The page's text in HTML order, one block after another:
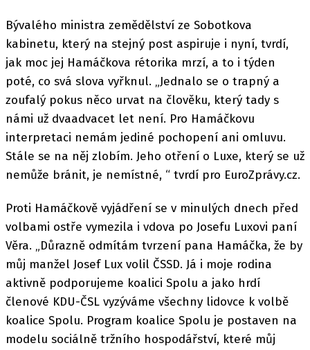
Bývalého ministra zemědělství ze Sobotkova
kabinetu, který na stejný post aspiruje i nyní, tvrdí,
jak moc jej Hamáčkova rétorika mrzí, a to i týden
poté, co svá slova vyřknul. „Jednalo se o trapný a
zoufalý pokus něco urvat na člověku, který tady s
námi už dvaadvacet let není. Pro Hamáčkovu
interpretaci nemám jediné pochopení ani omluvu.
Stále se na něj zlobím. Jeho otření o Luxe, který se už
nemůže bránit, je nemístné, “ tvrdí pro EuroZprávy.cz.
Proti Hamáčkově vyjádření se v minulých dnech před
volbami ostře vymezila i vdova po Josefu Luxovi paní
Věra. „Důrazně odmítám tvrzení pana Hamáčka, že by
můj manžel Josef Lux volil ČSSD. Já i moje rodina
aktivně podporujeme koalici Spolu a jako hrdí
členové KDU-ČSL vyzýváme všechny lidovce k volbě
koalice Spolu. Program koalice Spolu je postaven na
modelu sociálně tržního hospodářství, které můj